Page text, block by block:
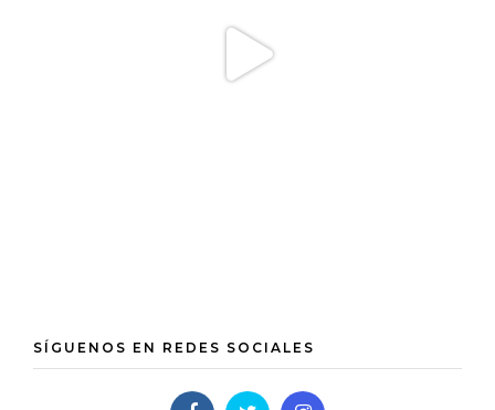
SÍGUENOS EN REDES SOCIALES